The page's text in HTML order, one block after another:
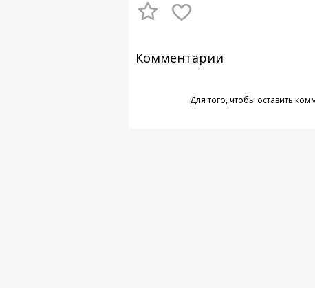
Комментарии
Для того, чтобы оставить